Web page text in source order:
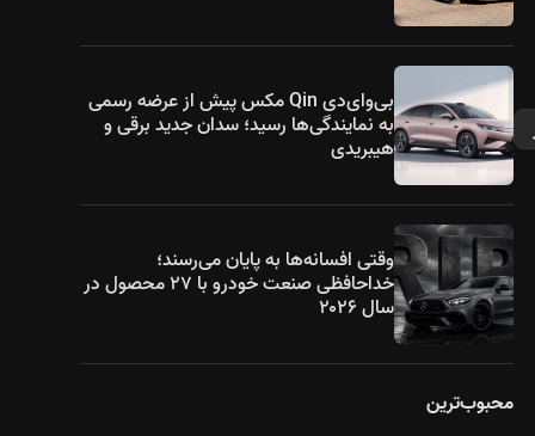
بی‌وای‌دی Qin مکس پیش از عرضه رسمی
به نمایندگی‌ها رسید؛ سدان جدید برقی و
هیبریدی
وقتی افسانه‌ها به پایان می‌رسند؛
خداحافظی صنعت خودرو با ۲۷ محصول در
سال ۲۰۲۶
محبوب‌ترین